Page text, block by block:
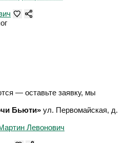
— оставьте заявку, мы
Бьюти» ул. Первомайская, д.